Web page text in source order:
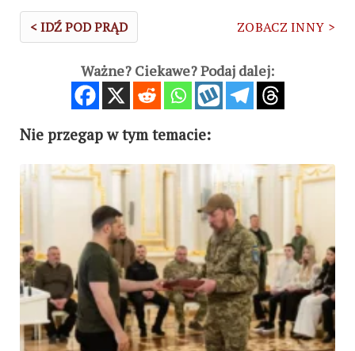
< IDŹ POD PRĄD ZOBACZ INNY >
Ważne? Ciekawe? Podaj dalej:
Nie przegap w tym temacie: